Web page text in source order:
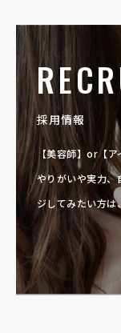
採用情報
【美容師】or【
やりがいや実力、
ジしてみたい方